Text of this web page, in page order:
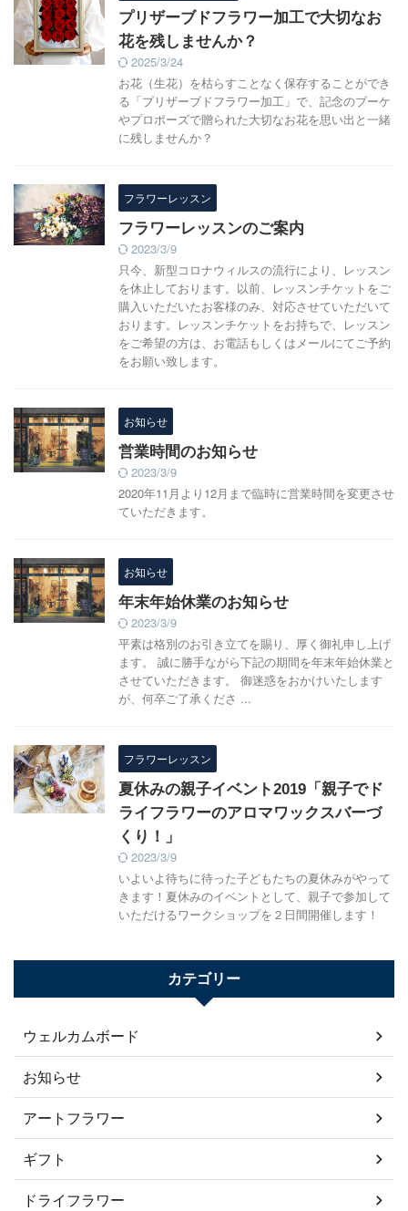
プリザーブドフラワー加工で大切なお
花を残しませんか？
2025/3/24
お花（生花）を枯らすことなく保存することができ
る「プリザーブドフラワー加工」で、記念のブーケ
やプロポーズで贈られた大切なお花を思い出と一緒
に残しませんか？
フラワーレッスン
フラワーレッスンのご案内
2023/3/9
只今、新型コロナウィルスの流行により、レッスン
を休止しております。以前、レッスンチケットをご
購入いただいたお客様のみ、対応させていただいて
おります。レッスンチケットをお持ちで、レッスン
をご希望の方は、お電話もしくはメールにてご予約
をお願い致します。
お知らせ
営業時間のお知らせ
2023/3/9
2020年11月より12月まで臨時に営業時間を変更させ
ていただきます。
お知らせ
年末年始休業のお知らせ
2023/3/9
平素は格別のお引き立てを賜り、厚く御礼申し上げ
ます。 誠に勝手ながら下記の期間を年末年始休業と
させていただきます。 御迷惑をおかけいたします
が、何卒ご了承くださ ...
フラワーレッスン
夏休みの親子イベント2019「親子でド
ライフラワーのアロマワックスバーづ
くり！」
2023/3/9
いよいよ待ちに待った子どもたちの夏休みがやって
きます！夏休みのイベントとして、親子で参加して
いただけるワークショップを２日間開催します！
カテゴリー
ウェルカムボード
お知らせ
アートフラワー
ギフト
ドライフラワー